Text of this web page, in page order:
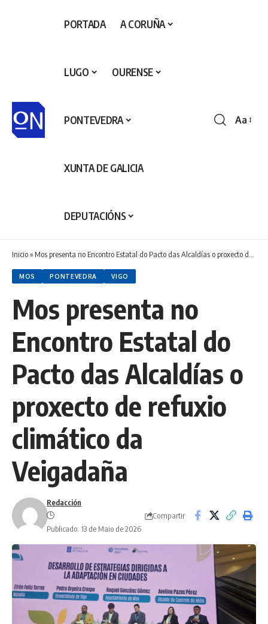
PORTADA A CORUÑA
LUGO OURENSE
PONTEVEDRA
XUNTA DE GALICIA
DEPUTACIÓNS
Aa
Inicio» Mos presenta no Encontro Estatal do Pacto das Alcaldías o proxecto de refuxio climático da Veigadaña
MOS PONTEVEDRA VIGO
Mos presenta no
Encontro Estatal do
Pacto das Alcaldías o
proxecto de refuxio
climático da
Veigadaña
Redacción
Publicado: 13 de Maio de 2026
Compartir